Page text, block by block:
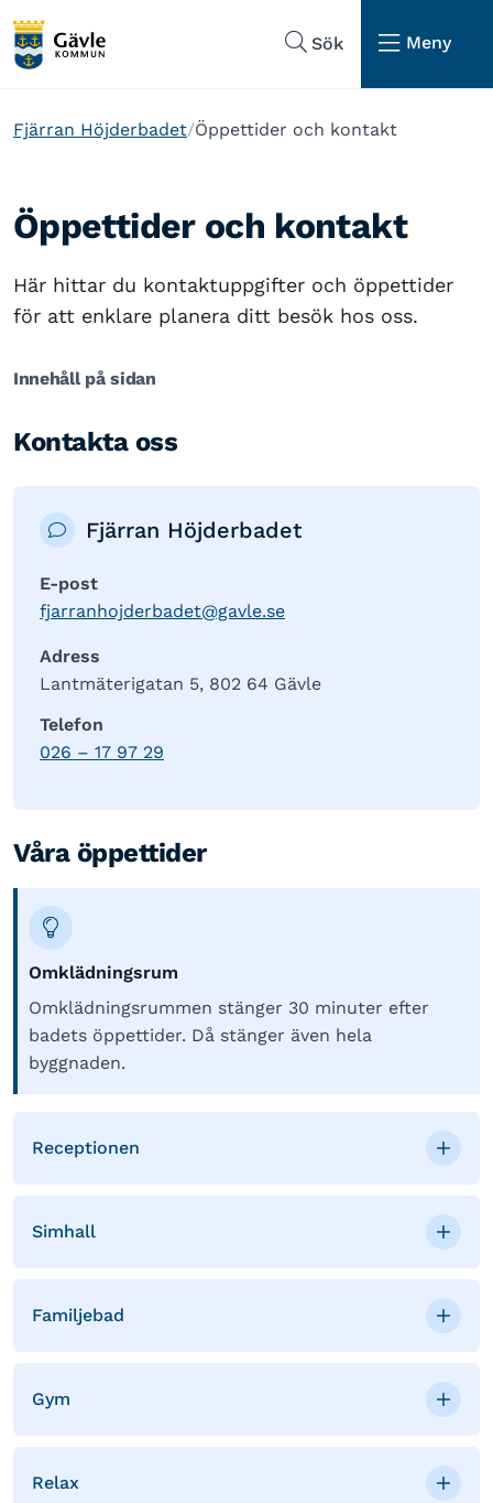
Sök
Meny
Fjärran Höjderbadet Öppettider och kontakt
Öppettider och kontakt
Här hittar du kontaktuppgifter och öppettider
för att enklare planera ditt besök hos oss.
Innehåll på sidan
Kontakta oss
Fjärran Höjderbadet
E-post
fjarranhojderbadet@gavle.se
Adress
Lantmäterigatan 5, 802 64 Gävle
Telefon
026 – 17 97 29
Våra öppettider
Omklädningsrum
Omklädningsrummen stänger 30 minuter efter
badets öppettider. Då stänger även hela
byggnaden.
Receptionen
Simhall
Familjebad
Gym
Relax